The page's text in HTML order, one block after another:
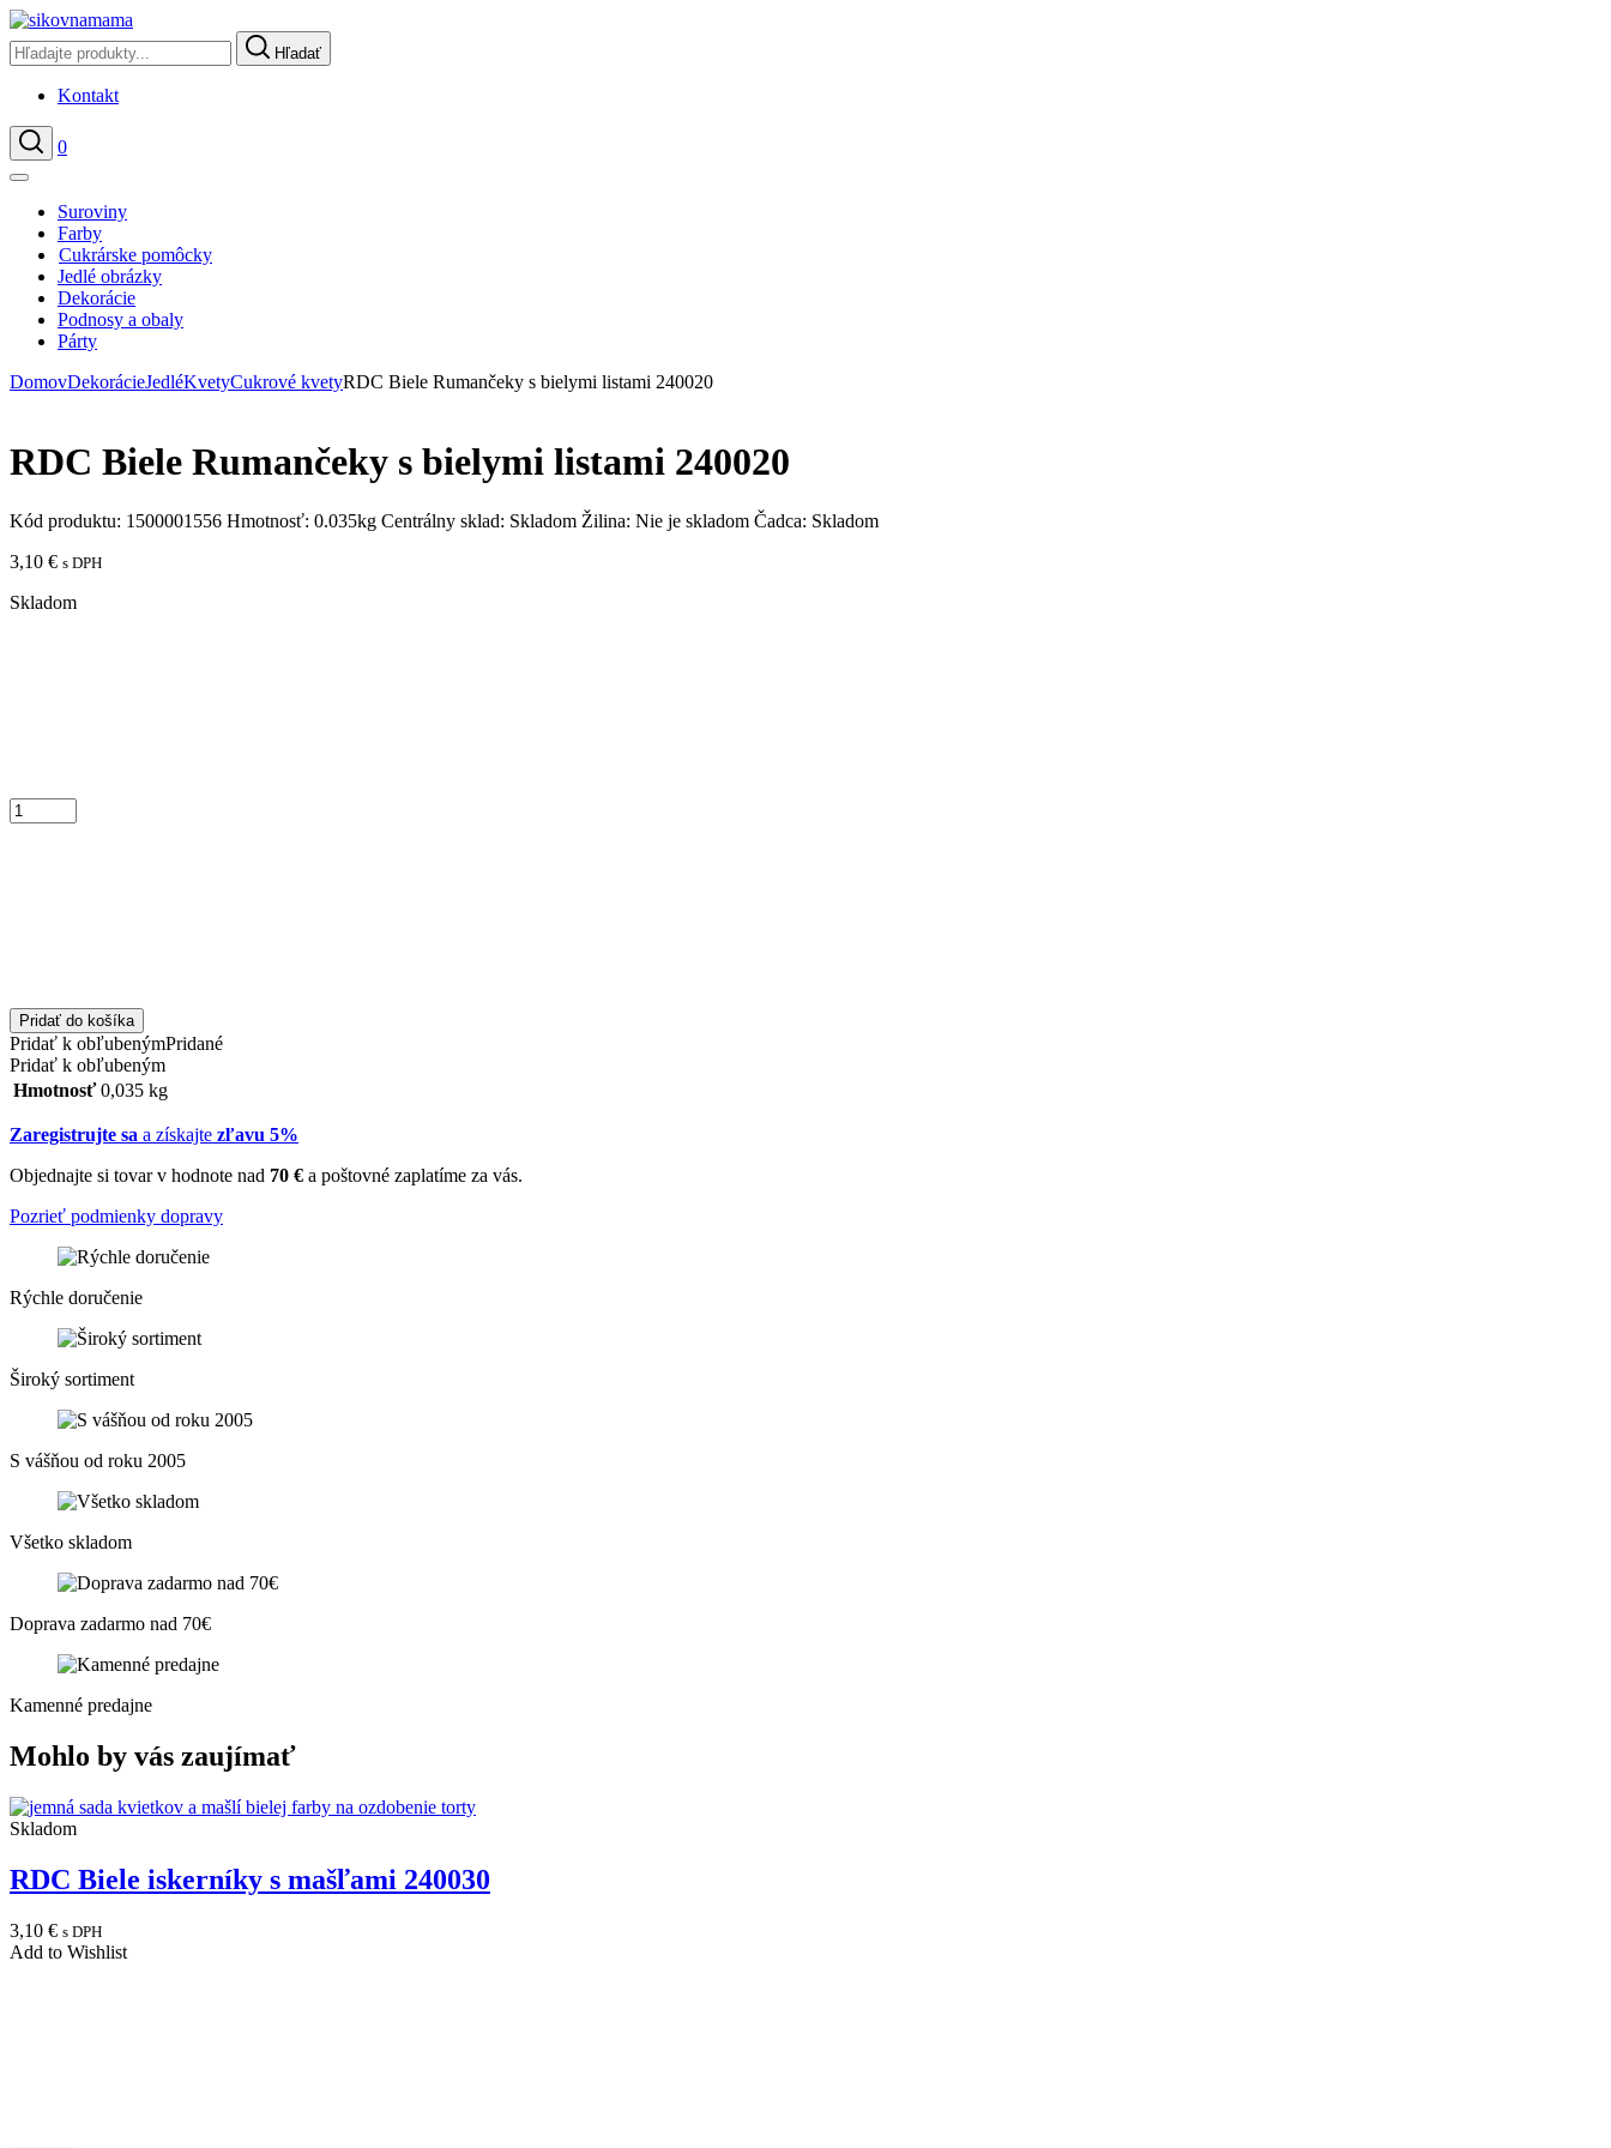
Hľadať
Kontakt
Hľadať
0
Suroviny
Farby
Cukrárske pomôcky
Jedlé obrázky
Dekorácie
Podnosy a obaly
Párty
DomovDekorácieJedléKvetyCukrové kvetyRDC Biele Rumančeky s bielymi listami 240020
RDC Biele Rumančeky s bielymi listami 240020
Kód produktu: 1500001556 Hmotnosť: 0.035kg Centrálny sklad: Skladom Žilina: Nie je skladom Čadca: Skladom
3,10 € s DPH
Skladom
Pridať do košíka
Pridať k obľubenýmPridané
Pridať k obľubeným
Hmotnosť 0,035 kg
Zaregistrujte sa a získajte zľavu 5%
Objednajte si tovar v hodnote nad 70 € a poštovné zaplatíme za vás.
Pozrieť podmienky dopravy
Rýchle doručenie
Široký sortiment
S vášňou od roku 2005
Všetko skladom
Doprava zadarmo nad 70€
Kamenné predajne
Mohlo by vás zaujímať
Skladom
RDC Biele iskerníky s mašľami 240030
3,10 € s DPH
Add to Wishlist